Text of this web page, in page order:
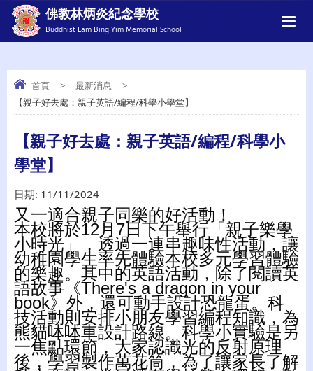
佛教林炳炎紀念學校
Buddhist Lam Bing Yim Memorial School
【親子好去處：親子英語/編程/科學小學
堂】
首頁 > 最新消息
>
【親子好去處：親子英語/編程/科學小學堂】
【親子好去處：親子英語/編程/科學小
學堂】
日期: 11/11/2024
又一適合親子同樂的好活動！
本校將於12月7日下午舉行「親子樂學
小時光」，透過一連串趣味性活動，讓
幼稚園學生率先體驗本校多元學習體驗
的樂趣。其中的英語活動，除了閱讀英
語故事《There's a dragon in your
book》外，還可動手設計恐龍蛋。科
技活動則安排小朋友學習編程知識，為
熊貓呠呠車設計路線。科學小實驗是另
一焦點環節，大家認識光的反射原理
後，學習製作萬花筒，為了讓家長了解